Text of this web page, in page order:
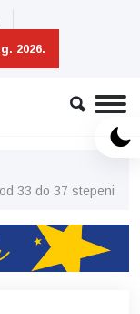
2026.
33 do 37 stepeni